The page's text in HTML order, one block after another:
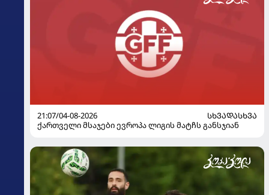
21:07/04-08-2026
ᲡᲮᲕᲐᲓᲐᲡᲮᲕᲐ
ქართველი მსაჯები ევროპა ლიგის მატჩს განსჯიან